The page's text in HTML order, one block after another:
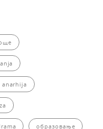
образовање